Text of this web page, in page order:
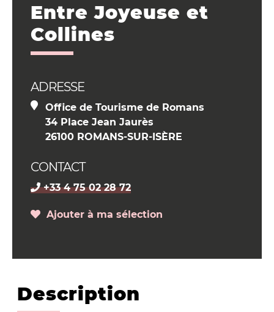
Entre Joyeuse et
Collines
ADRESSE
Office de Tourisme de Romans
34 Place Jean Jaurès
26100 ROMANS-SUR-ISÈRE
CONTACT
+33 4 75 02 28 72
Ajouter à ma sélection
Description